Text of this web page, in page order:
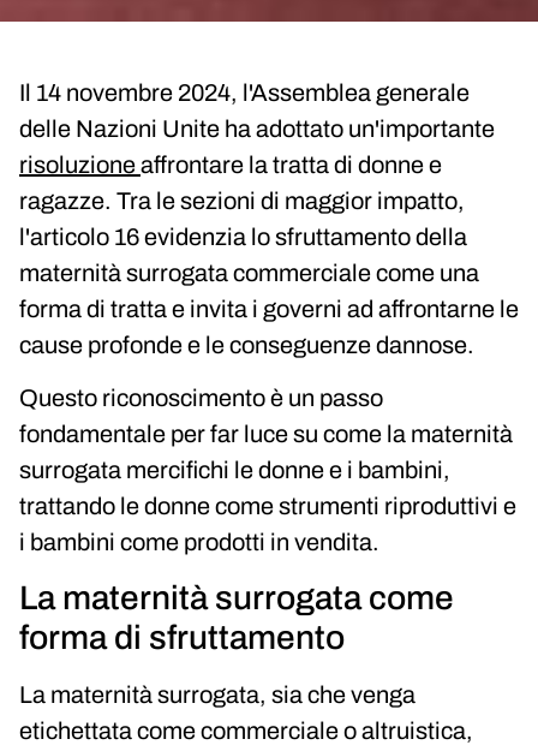
Il 14 novembre 2024, l'Assemblea generale
delle Nazioni Unite ha adottato un'importante
risoluzioneaffrontare la tratta di donne e
ragazze. Tra le sezioni di maggior impatto,
l'articolo 16 evidenzia lo sfruttamento della
maternità surrogata commerciale come una
forma di tratta e invita i governi ad affrontarne le
cause profonde e le conseguenze dannose.
Questo riconoscimento è un passo
fondamentale per far luce su come la maternità
surrogata mercifichi le donne e i bambini,
trattando le donne come strumenti riproduttivi e
i bambini come prodotti in vendita.
La maternità surrogata come
forma di sfruttamento
La maternità surrogata, sia che venga
etichettata come commerciale o altruistica,